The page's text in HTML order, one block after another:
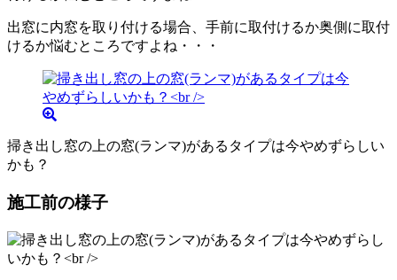
出窓に内窓を取り付ける場合、手前に取付けるか奥側に取付
けるか悩むところですよね・・・
掃き出し窓の上の窓(ランマ)があるタイプは今やめずらしい
かも？
施工前の様子